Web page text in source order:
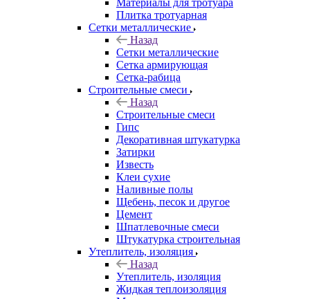
Материалы для тротуара
Плитка тротуарная
Сетки металлические
Назад
Сетки металлические
Сетка армирующая
Сетка-рабица
Строительные смеси
Назад
Строительные смеси
Гипс
Декоративная штукатурка
Затирки
Известь
Клеи сухие
Наливные полы
Щебень, песок и другое
Цемент
Шпатлевочные смеси
Штукатурка строительная
Утеплитель, изоляция
Назад
Утеплитель, изоляция
Жидкая теплоизоляция